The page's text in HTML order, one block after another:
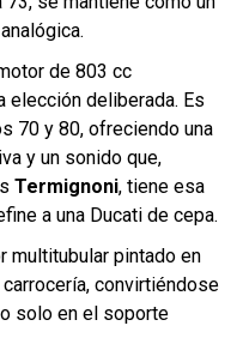
de 803 cc
elección deliberada. Es
70 y 80, ofreciendo una
y un sonido que,
Termignoni, tiene esa
a una Ducati de cepa.
multitubular pintado en
convirtiéndose
solo en el soporte